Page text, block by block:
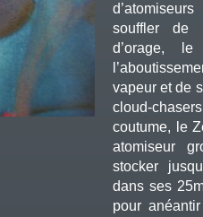
souffler de
d’orage,
vapeur et de
cloud-
coutume, le
atomiseur
stocker
dans ses
pour